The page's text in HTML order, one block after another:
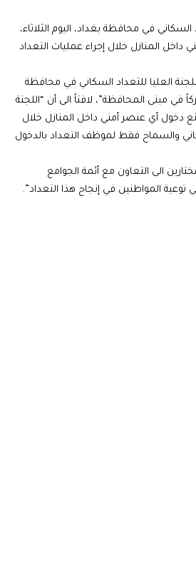
السكاني في محافظة بغداد، اليوم الثلاثاء،
المنازل خلال إجراء عمليات التعداد
العليا للتعداد السكاني في محافظة
في مبنى المحافظة”، لافتاً الى أن “اللجنة
دخول أي عنصر أمني داخل المنازل خلال
والسماح فقط لموظف التعداد بالدخول
الى التعاون مع أئمة الجوامع
المواطنين في إنجاح هذا التعداد”.